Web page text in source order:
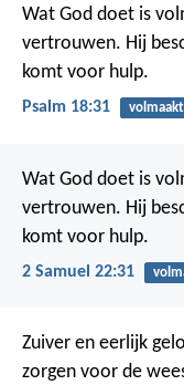
Wat God doet is
vertrouwen. Hij
komt voor hulp.
Psalm 18:31
Wat God doet is
vertrouwen. Hij
komt voor hulp.
2 Samuel 22:31
Zuiver en eerlijk
zorgen voor de